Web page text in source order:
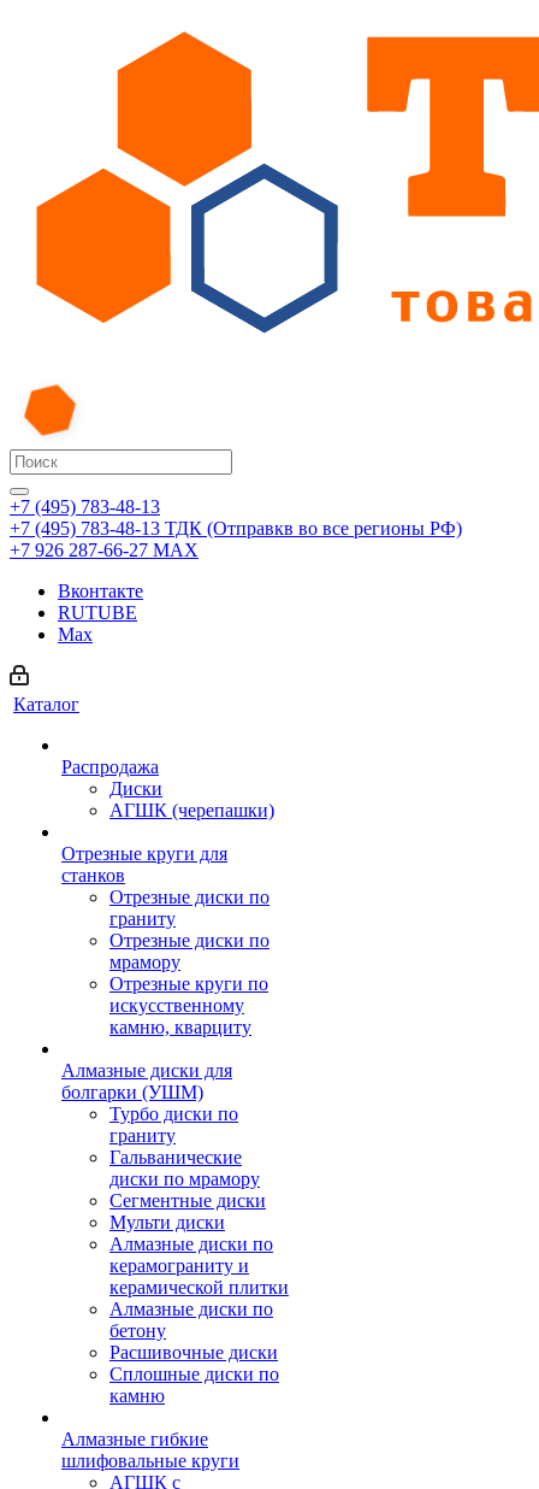
+7 (495) 783-48-13
+7 (495) 783-48-13 ТДК (Отправкв во все регионы РФ)
+7 926 287-66-27 МАХ
Вконтакте
RUTUBE
Max
Каталог
Распродажа
Диски
АГШК (черепашки)
Отрезные круги для
станков
Отрезные диски по
граниту
Отрезные диски по
мрамору
Отрезные круги по
искусственному
камню, кварциту
Алмазные диски для
болгарки (УШМ)
Турбо диски по
граниту
Гальванические
диски по мрамору
Сегментные диски
Мульти диски
Алмазные диски по
керамограниту и
керамической плитки
Алмазные диски по
бетону
Расшивочные диски
Сплошные диски по
камню
Алмазные гибкие
шлифовальные круги
АГШК с